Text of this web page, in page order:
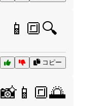
📱🔳🔍
コピー
📸📱🔳🌅